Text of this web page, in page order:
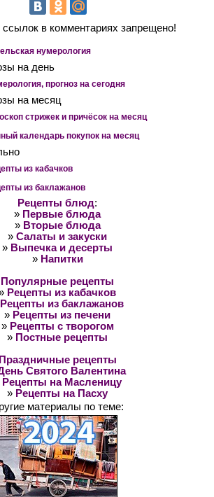
в комментариях запрещено!
нумерология
на день
прогноз на сегодня
на месяц
стрижек и причёсок на месяц
календарь покупок на месяц
из кабачков
из баклажанов
Рецепты блюд:
» Первые блюда
» Вторые блюда
» Салаты и закуски
» Выпечка и десерты
» Напитки
Популярные рецепты
Рецепты из кабачков
Рецепты из баклажанов
» Рецепты из печени
» Рецепты с творогом
» Постные рецепты
Праздничные рецепты
Святого Валентина
Рецепты на Масленицу
» Рецепты на Пасху
материалы по теме: